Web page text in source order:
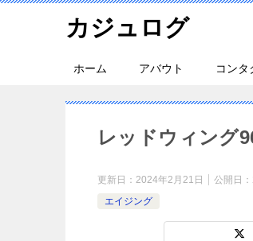
カジュログ
ホーム アバウト コンタ
レッドウィング
更新日： 2024年2月21日 公開日：
エイジング